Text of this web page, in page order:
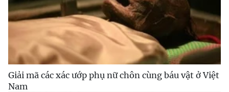
Giải mã các xác ướp phụ nữ chôn cùng báu vật ở Việt
Nam